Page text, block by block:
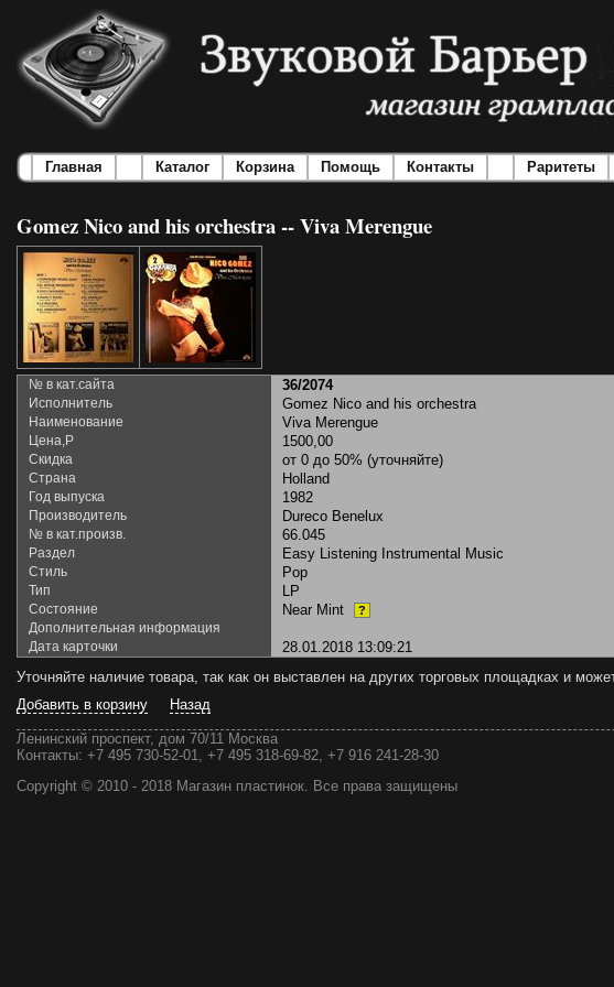
Главная Каталог Корзина Помощь Контакты Раритеты
Gomez Nico and his orchestra -- Viva Merengue
№ в кат.сайта 36/2074
Исполнитель Gomez Nico and his orchestra
Наименование Viva Merengue
Цена,Р 1500,00
Скидка от 0 до 50% (уточняйте)
Страна Holland
Год выпуска 1982
Производитель Dureco Benelux
№ в кат.произв. 66.045
Раздел Easy Listening Instrumental Music
Стиль Pop
Тип LP
Состояние Near Mint ?
Дополнительная информация
Дата карточки
28.01.2018 13:09:21
Уточняйте наличие товара, так как он выставлен на других торговых площадках и
Добавить в корзину
Назад
Ленинский проспект, дом 70/11 Москва
Контакты: +7 495 730-52-01, +7 495 318-69-82, +7 916 241-28-30
Copyright © 2010 - 2018 Магазин пластинок. Все права защищены